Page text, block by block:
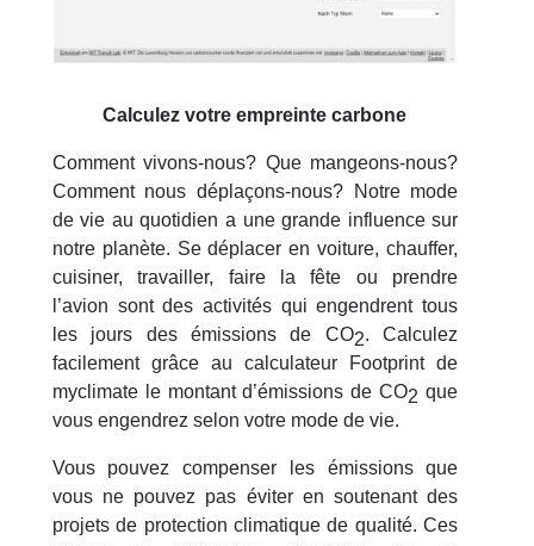
Calculez votre empreinte carbone
Comment vivons-nous? Que mangeons-nous?
Comment nous déplaçons-nous? Notre mode
de vie au quotidien a une grande influence sur
notre planète. Se déplacer en voiture, chauffer,
cuisiner, travailler, faire la fête ou prendre
l’avion sont des activités qui engendrent tous
les jours des émissions de CO2. Calculez
facilement grâce au calculateur Footprint de
myclimate le montant d’émissions de CO2 que
vous engendrez selon votre mode de vie.
Vous pouvez compenser les émissions que
vous ne pouvez pas éviter en soutenant des
projets de protection climatique de qualité. Ces